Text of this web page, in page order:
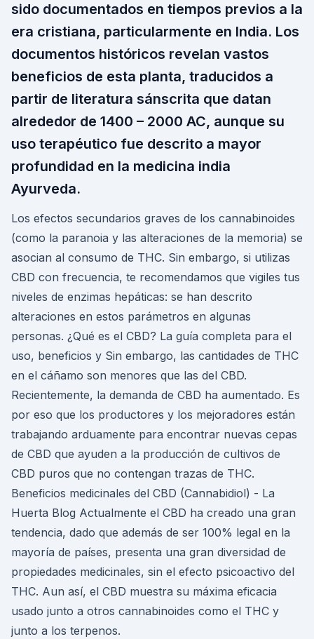
sido documentados en tiempos previos a la
era cristiana, particularmente en India. Los
documentos históricos revelan vastos
beneficios de esta planta, traducidos a
partir de literatura sánscrita que datan
alrededor de 1400 – 2000 AC, aunque su
uso terapéutico fue descrito a mayor
profundidad en la medicina india
Ayurveda.
Los efectos secundarios graves de los cannabinoides
(como la paranoia y las alteraciones de la memoria) se
asocian al consumo de THC. Sin embargo, si utilizas
CBD con frecuencia, te recomendamos que vigiles tus
niveles de enzimas hepáticas: se han descrito
alteraciones en estos parámetros en algunas
personas. ¿Qué es el CBD? La guía completa para el
uso, beneficios y Sin embargo, las cantidades de THC
en el cáñamo son menores que las del CBD.
Recientemente, la demanda de CBD ha aumentado. Es
por eso que los productores y los mejoradores están
trabajando arduamente para encontrar nuevas cepas
de CBD que ayuden a la producción de cultivos de
CBD puros que no contengan trazas de THC.
Beneficios medicinales del CBD (Cannabidiol) - La
Huerta Blog Actualmente el CBD ha creado una gran
tendencia, dado que además de ser 100% legal en la
mayoría de países, presenta una gran diversidad de
propiedades medicinales, sin el efecto psicoactivo del
THC. Aun así, el CBD muestra su máxima eficacia
usado junto a otros cannabinoides como el THC y
junto a los terpenos.